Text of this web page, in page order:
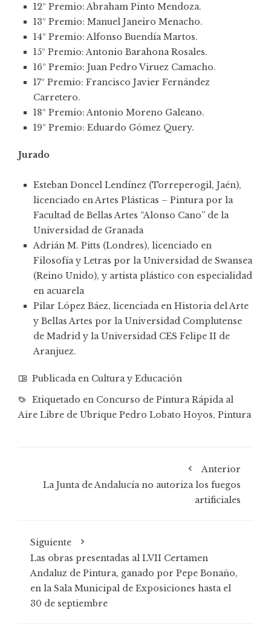
12º Premio: Abraham Pinto Mendoza.
13º Premio: Manuel Janeiro Menacho.
14º Premio: Alfonso Buendía Martos.
15º Premio: Antonio Barahona Rosales.
16º Premio: Juan Pedro Viruez Camacho.
17º Premio: Francisco Javier Fernández
Carretero.
18º Premio: Antonio Moreno Galeano.
19º Premio: Eduardo Gómez Query.
Jurado
Esteban Doncel Lendínez (Torreperogil, Jaén),
licenciado en Artes Plásticas – Pintura por la
Facultad de Bellas Artes “Alonso Cano” de la
Universidad de Granada
Adrián M. Pitts (Londres), licenciado en
Filosofía y Letras por la Universidad de Swansea
(Reino Unido), y artista plástico con especialidad
en acuarela
Pilar López Báez, licenciada en Historia del Arte
y Bellas Artes por la Universidad Complutense
de Madrid y la Universidad CES Felipe II de
Aranjuez.
Publicada en Cultura y Educación
Etiquetado en Concurso de Pintura Rápida al
Aire Libre de Ubrique Pedro Lobato Hoyos, Pintura
Anterior
La Junta de Andalucía no autoriza los fuegos
artificiales
Siguiente
Las obras presentadas al LVII Certamen
Andaluz de Pintura, ganado por Pepe Bonaño,
en la Sala Municipal de Exposiciones hasta el
30 de septiembre